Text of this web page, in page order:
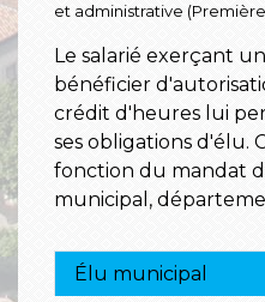
et administrative
Le salarié exerçant
bénéficier
crédit d'heures lui
ses obligations d'élu.
fonction du mandat
municipal,
Élu municipal